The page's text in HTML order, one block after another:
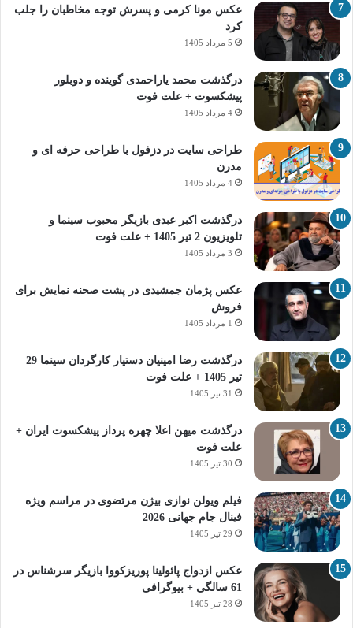
عکس مونا کرمی و پسرش توجه مخاطبان را جلب
کرد
5 مرداد 1405
درگذشت محمد یاراحمدی گوینده و دوبلور
پیشکسوت + علت فوت
4 مرداد 1405
طراحی سایت در دزفول با طراحی حرفه‌ ای و
مدرن
4 مرداد 1405
درگذشت اکبر عبدی بازیگر محبوب سینما و
تلویزیون 2 تیر 1405 + علت فوت
3 مرداد 1405
عکس پژمان جمشیدی در پشت صحنه نمایش برای
فروش
1 مرداد 1405
درگذشت رضا امینیان دستیار کارگردان سینما 29
تیر 1405 + علت فوت
31 تیر 1405
درگذشت میهن اعلا چهره پرداز پیشکسوت ایران +
علت فوت
30 تیر 1405
فیلم ویولن نوازی بیژن مرتضوی در مراسم ویژه
فینال جام جهانی 2026
29 تیر 1405
عکس ازدواج پائولینا پوریزکووا بازیگر سرشناس در
61 سالگی + بیوگرافی
28 تیر 1405